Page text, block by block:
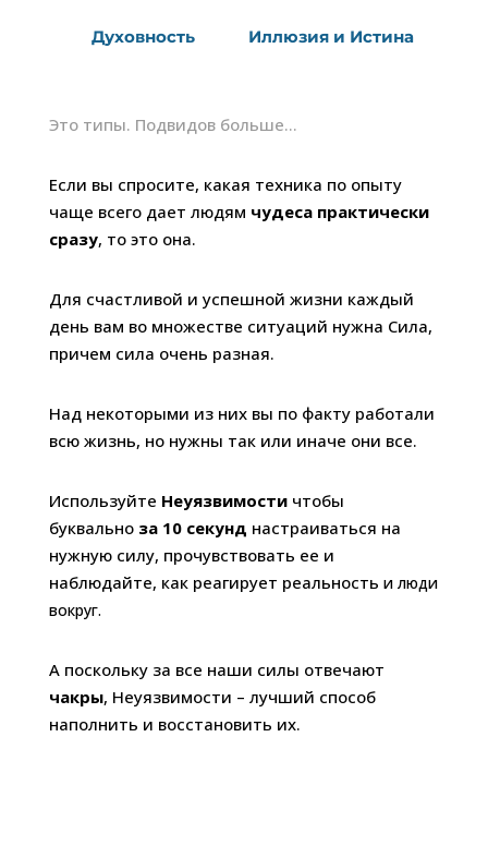
Духовность Иллюзия и Истина
Это типы. Подвидов больше...
Если вы спросите, какая техника по опыту
чаще всего дает людям чудеса практически
сразу, то это она.
Для счастливой и успешной жизни каждый
день вам во множестве ситуаций нужна Сила,
причем сила очень разная.
Над некоторыми из них вы по факту работали
всю жизнь, но нужны так или иначе они все.
Используйте Неуязвимостичтобы
буквально за 10 секунд настраиваться на
нужную силу, прочувствовать ее и
наблюдайте, как реагирует реальность и люди
вокруг.
А поскольку за все наши силы отвечают
чакры, Неуязвимости – лучший способ
наполнить и восстановить их.